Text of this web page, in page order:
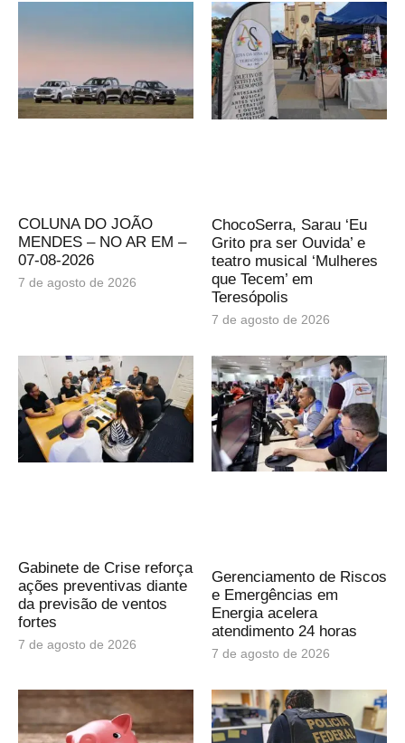
COLUNA DO JOÃO
MENDES – NO AR EM –
07-08-2026
7 de agosto de 2026
ChocoSerra, Sarau ‘Eu
Grito pra ser Ouvida’ e
teatro musical ‘Mulheres
que Tecem’ em
Teresópolis
7 de agosto de 2026
Gabinete de Crise reforça
ações preventivas diante
da previsão de ventos
fortes
7 de agosto de 2026
Gerenciamento de Riscos
e Emergências em
Energia acelera
atendimento 24 horas
7 de agosto de 2026